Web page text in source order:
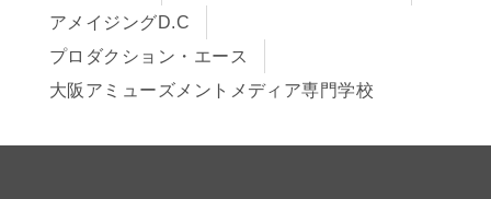
アメイジングD.C
プロダクション・エース
大阪アミューズメントメディア専門学校